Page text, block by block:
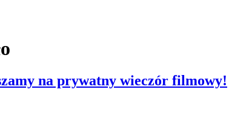
na prywatny wieczór filmowy!